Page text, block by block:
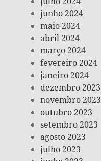
junho 2024
maio 2024
abril 2024
março 2024
fevereiro 2024
janeiro 2024
dezembro 2023
novembro 2023
outubro 2023
setembro 2023
agosto 2023
julho 2023